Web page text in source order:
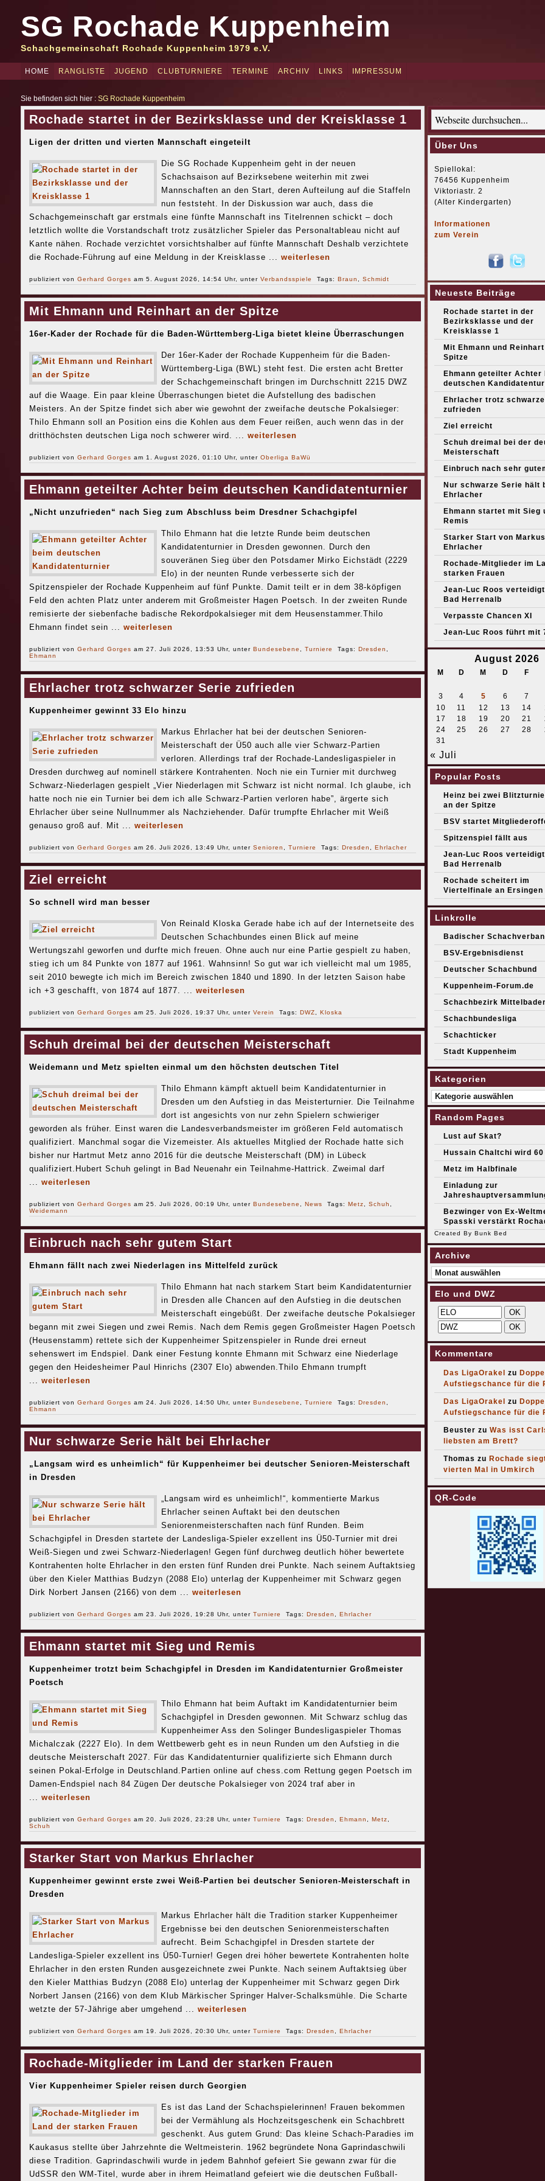
SG Rochade Kuppenheim
Schachgemeinschaft Rochade Kuppenheim 1979 e.V.
HOME RANGLISTE JUGEND CLUBTURNIERE TERMINE ARCHIV LINKS IMPRESSUM
Sie befinden sich hier : SG Rochade Kuppenheim
Rochade startet in der Bezirksklasse und der Kreisklasse 1
Ligen der dritten und vierten Mannschaft eingeteilt
Die SG Rochade Kuppenheim geht in der neuen
Schachsaison auf Bezirksebene weiterhin mit zwei
Mannschaften an den Start, deren Aufteilung auf die Staffeln
nun feststeht. In der Diskussion war auch, dass die
Schachgemeinschaft gar erstmals eine fünfte Mannschaft ins Titelrennen schickt – doch
letztlich wollte die Vorstandschaft trotz zusätzlicher Spieler das Personaltableau nicht auf
Kante nähen. Rochade verzichtet vorsichtshalber auf fünfte Mannschaft Deshalb verzichtete
die Rochade-Führung auf eine Meldung in der Kreisklasse ... weiterlesen
publiziert von Gerhard Gorges am 5. August 2026, 14:54 Uhr, unter Verbandsspiele Tags: Braun Schmidt
Mit Ehmann und Reinhart an der Spitze
16er-Kader der Rochade für die Baden-Württemberg-Liga bietet kleine Überraschungen
Der 16er-Kader der Rochade Kuppenheim für die Baden-
Württemberg-Liga (BWL) steht fest. Die ersten acht Bretter
der Schachgemeinschaft bringen im Durchschnitt 2215 DWZ
auf die Waage. Ein paar kleine Überraschungen bietet die Aufstellung des badischen
Meisters. An der Spitze findet sich aber wie gewohnt der zweifache deutsche Pokalsieger:
Thilo Ehmann soll an Position eins die Kohlen aus dem Feuer reißen, auch wenn das in der
dritthöchsten deutschen Liga noch schwerer wird. ... weiterlesen
publiziert von Gerhard Gorges am 1. August 2026, 01:10 Uhr, unter Oberliga BaWü
Ehmann geteilter Achter beim deutschen Kandidatenturnier
„Nicht unzufrieden“ nach Sieg zum Abschluss beim Dresdner Schachgipfel
Thilo Ehmann hat die letzte Runde beim deutschen
Kandidatenturnier in Dresden gewonnen. Durch den
souveränen Sieg über den Potsdamer Mirko Eichstädt (2229
Elo) in der neunten Runde verbesserte sich der
Spitzenspieler der Rochade Kuppenheim auf fünf Punkte. Damit teilt er in dem 38-köpfigen
Feld den achten Platz unter anderem mit Großmeister Hagen Poetsch. In der zweiten Runde
remisierte der siebenfache badische Rekordpokalsieger mit dem Heusenstammer.Thilo
Ehmann findet sein ... weiterlesen
publiziert von Gerhard Gorges am 27. Juli 2026, 13:53 Uhr, unter Bundesebene Turniere Tags: Dresden
Ehmann
Ehrlacher trotz schwarzer Serie zufrieden
Kuppenheimer gewinnt 33 Elo hinzu
Markus Ehrlacher hat bei der deutschen Senioren-
Meisterschaft der Ü50 auch alle vier Schwarz-Partien
verloren. Allerdings traf der Rochade-Landesligaspieler in
Dresden durchweg auf nominell stärkere Kontrahenten. Noch nie ein Turnier mit durchweg
Schwarz-Niederlagen gespielt „Vier Niederlagen mit Schwarz ist nicht normal. Ich glaube, ich
hatte noch nie ein Turnier bei dem ich alle Schwarz-Partien verloren habe”, ärgerte sich
Ehrlacher über seine Nullnummer als Nachziehender. Dafür trumpfte Ehrlacher mit Weiß
genauso groß auf. Mit ... weiterlesen
publiziert von Gerhard Gorges am 26. Juli 2026, 13:49 Uhr, unter Senioren Turniere Tags: Dresden Ehrlacher
Ziel erreicht
So schnell wird man besser
Von Reinald Kloska Gerade habe ich auf der Internetseite des
Deutschen Schachbundes einen Blick auf meine
Wertungszahl geworfen und durfte mich freuen. Ohne auch nur eine Partie gespielt zu haben,
stieg ich um 84 Punkte von 1877 auf 1961. Wahnsinn! So gut war ich vielleicht mal um 1985,
seit 2010 bewegte ich mich im Bereich zwischen 1840 und 1890. In der letzten Saison habe
ich +3 geschafft, von 1874 auf 1877. ... weiterlesen
publiziert von Gerhard Gorges am 25. Juli 2026, 19:37 Uhr, unter Verein Tags: DWZ Kloska
Schuh dreimal bei der deutschen Meisterschaft
Weidemann und Metz spielten einmal um den höchsten deutschen Titel
Thilo Ehmann kämpft aktuell beim Kandidatenturnier in
Dresden um den Aufstieg in das Meisterturnier. Die Teilnahme
dort ist angesichts von nur zehn Spielern schwieriger
geworden als früher. Einst waren die Landesverbandsmeister im größeren Feld automatisch
qualifiziert. Manchmal sogar die Vizemeister. Als aktuelles Mitglied der Rochade hatte sich
bisher nur Hartmut Metz anno 2016 für die deutsche Meisterschaft (DM) in Lübeck
qualifiziert.Hubert Schuh gelingt in Bad Neuenahr ein Teilnahme-Hattrick. Zweimal darf
... weiterlesen
publiziert von Gerhard Gorges am 25. Juli 2026, 00:19 Uhr, unter Bundesebene News Tags: Metz Schuh
Weidemann
Einbruch nach sehr gutem Start
Ehmann fällt nach zwei Niederlagen ins Mittelfeld zurück
Thilo Ehmann hat nach starkem Start beim Kandidatenturnier
in Dresden alle Chancen auf den Aufstieg in die deutschen
Meisterschaft eingebüßt. Der zweifache deutsche Pokalsieger
begann mit zwei Siegen und zwei Remis. Nach dem Remis gegen Großmeister Hagen Poetsch
(Heusenstamm) rettete sich der Kuppenheimer Spitzenspieler in Runde drei erneut
sehenswert im Endspiel. Dank einer Festung konnte Ehmann mit Schwarz eine Niederlage
gegen den Heidesheimer Paul Hinrichs (2307 Elo) abwenden.Thilo Ehmann trumpft
... weiterlesen
publiziert von Gerhard Gorges am 24. Juli 2026, 14:50 Uhr, unter Bundesebene Turniere Tags: Dresden
Ehmann
Nur schwarze Serie hält bei Ehrlacher
„Langsam wird es unheimlich“ für Kuppenheimer bei deutscher Senioren-Meisterschaft
in Dresden
„Langsam wird es unheimlich!“, kommentierte Markus
Ehrlacher seinen Auftakt bei den deutschen
Seniorenmeisterschaften nach fünf Runden. Beim
Schachgipfel in Dresden startete der Landesliga-Spieler exzellent ins Ü50-Turnier mit drei
Weiß-Siegen und zwei Schwarz-Niederlagen! Gegen fünf durchweg deutlich höher bewertete
Kontrahenten holte Ehrlacher in den ersten fünf Runden drei Punkte. Nach seinem Auftaktsieg
über den Kieler Matthias Budzyn (2088 Elo) unterlag der Kuppenheimer mit Schwarz gegen
Dirk Norbert Jansen (2166) von dem ... weiterlesen
publiziert von Gerhard Gorges am 23. Juli 2026, 19:28 Uhr, unter Turniere Tags: Dresden Ehrlacher
Ehmann startet mit Sieg und Remis
Kuppenheimer trotzt beim Schachgipfel in Dresden im Kandidatenturnier Großmeister
Poetsch
Thilo Ehmann hat beim Auftakt im Kandidatenturnier beim
Schachgipfel in Dresden gewonnen. Mit Schwarz schlug das
Kuppenheimer Ass den Solinger Bundesligaspieler Thomas
Michalczak (2227 Elo). In dem Wettbewerb geht es in neun Runden um den Aufstieg in die
deutsche Meisterschaft 2027. Für das Kandidatenturnier qualifizierte sich Ehmann durch
seinen Pokal-Erfolge in Deutschland.Partien online auf chess.com Rettung gegen Poetsch im
Damen-Endspiel nach 84 Zügen Der deutsche Pokalsieger von 2024 traf aber in
... weiterlesen
publiziert von Gerhard Gorges am 20. Juli 2026, 23:28 Uhr, unter Turniere Tags: Dresden Ehmann Metz
Schuh
Starker Start von Markus Ehrlacher
Kuppenheimer gewinnt erste zwei Weiß-Partien bei deutscher Senioren-Meisterschaft in
Dresden
Markus Ehrlacher hält die Tradition starker Kuppenheimer
Ergebnisse bei den deutschen Seniorenmeisterschaften
aufrecht. Beim Schachgipfel in Dresden startete der
Landesliga-Spieler exzellent ins Ü50-Turnier! Gegen drei höher bewertete Kontrahenten holte
Ehrlacher in den ersten Runden ausgezeichnete zwei Punkte. Nach seinem Auftaktsieg über
den Kieler Matthias Budzyn (2088 Elo) unterlag der Kuppenheimer mit Schwarz gegen Dirk
Norbert Jansen (2166) von dem Klub Märkischer Springer Halver-Schalksmühle. Die Scharte
wetzte der 57-Jährige aber umgehend ... weiterlesen
publiziert von Gerhard Gorges am 19. Juli 2026, 20:30 Uhr, unter Turniere Tags: Dresden Ehrlacher
Rochade-Mitglieder im Land der starken Frauen
Vier Kuppenheimer Spieler reisen durch Georgien
Es ist das Land der Schachspielerinnen! Frauen bekommen
bei der Vermählung als Hochzeitsgeschenk ein Schachbrett
geschenkt. Aus gutem Grund: Das kleine Schach-Paradies im
Kaukasus stellte über Jahrzehnte die Weltmeisterin. 1962 begründete Nona Gaprindaschwili
diese Tradition. Gaprindaschwili wurde in jedem Bahnhof gefeiert Sie gewann zwar für die
UdSSR den WM-Titel, wurde aber in ihrem Heimatland gefeiert wie die deutschen Fußball-
Über Uns
Spiellokal:
76456 Kuppenheim
Viktoriastr. 2
(Alter Kindergarten)
Informationen
zum Verein
Neueste Beiträge
Rochade startet in der
Bezirksklasse und der
Kreisklasse 1
Mit Ehmann und
Spitze
Ehmann geteilter Achter
deutschen
Ehrlacher trotz
zufrieden
Ziel erreicht
Schuh dreimal bei der
Meisterschaft
Einbruch nach sehr
Nur schwarze Serie hält
Ehrlacher
Ehmann startet mit Sieg
Remis
Starker Start von Markus
Ehrlacher
Rochade-Mitglieder im
starken Frauen
Jean-Luc Roos
Bad Herrenalb
Verpasste Chancen XI
Jean-Luc Roos führt mit
August 2026
M D M D F
3
4 5 6 7
10
11 12 13 14
17
18 19 20 21
24
25 26 27 28
31
« Juli
Popular Posts
Heinz bei zwei
an der Spitze
BSV startet
Spitzenspiel fällt aus
Jean-Luc Roos
Bad Herrenalb
Rochade scheitert im
Viertelfinale an Ersingen
Linkrolle
Badischer
BSV-Ergebnisdienst
Deutscher Schachbund
Kuppenheim-Forum.de
Schachbezirk
Schachbundesliga
Schachticker
Stadt Kuppenheim
Kategorien
Kategorien
Random Pages
Lust auf Skat?
Hussain Chaltchi wird 60
Metz im Halbfinale
Einladung zur
Bezwinger von Ex-
Spasski verstärkt
Created By Bunk Bed
Archive
Archive
Elo und DWZ
Kommentare
Das LigaOrakel zu
Aufstiegschance für die
Das LigaOrakel zu
Aufstiegschance für die
Beuster zu Was isst
liebsten am Brett?
Thomas zu Rochade
vierten Mal in Umkirch
QR-Code